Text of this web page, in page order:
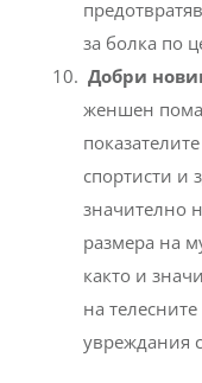
за болка по
Добри
женшен
спортисти и
значително
размера на
както и
на
увреждания